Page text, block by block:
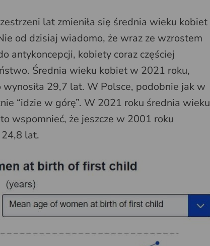
lat zmieniła się średnia wieku kobiet
od dzisiaj wiadomo, że wraz ze wzrostem
antykoncepcji, kobiety coraz częściej
Średnia wieku kobiet w 2021 roku,
29,7 lat. W Polsce, podobnie jak w
“idzie w górę”. W 2021 roku średnia wieku
wspomnieć, że jeszcze w 2001 roku
lat.